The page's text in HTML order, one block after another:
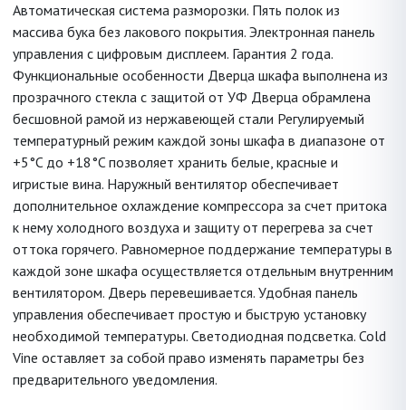
Автоматическая система разморозки. Пять полок из
массива бука без лакового покрытия. Электронная панель
управления с цифровым дисплеем. Гарантия 2 года.
Функциональные особенности Дверца шкафа выполнена из
прозрачного стекла с защитой от УФ Дверца обрамлена
бесшовной рамой из нержавеющей стали Регулируемый
температурный режим каждой зоны шкафа в диапазоне от
+5°C до +18°C позволяет хранить белые, красные и
игристые вина. Наружный вентилятор обеспечивает
дополнительное охлаждение компрессора за счет притока
к нему холодного воздуха и защиту от перегрева за счет
оттока горячего. Равномерное поддержание температуры в
каждой зоне шкафа осуществляется отдельным внутренним
вентилятором. Дверь перевешивается. Удобная панель
управления обеспечивает простую и быструю установку
необходимой температуры. Светодиодная подсветка. Cold
Vine оставляет за собой право изменять параметры без
предварительного уведомления.